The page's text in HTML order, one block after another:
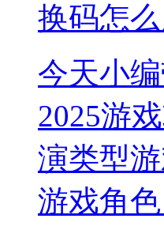
换码怎么
今天小
2025游
演类型
游戏角